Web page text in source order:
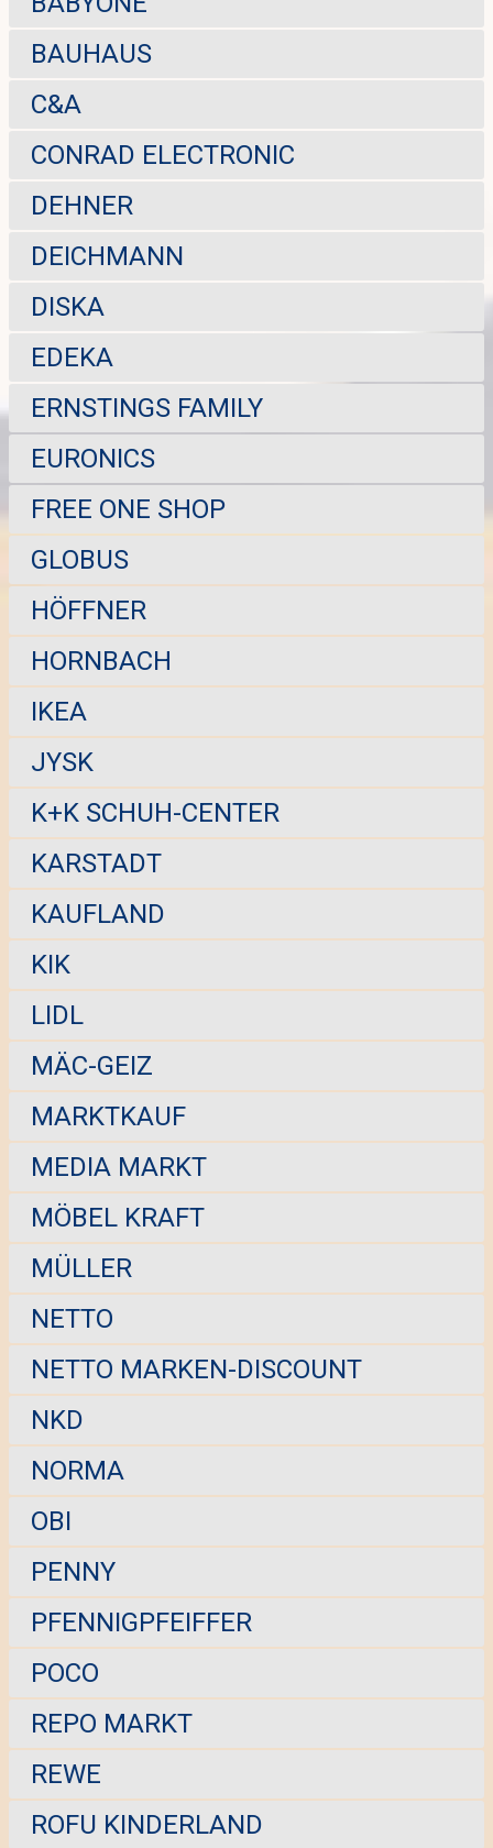
BAUHAUS
C&A
CONRAD ELECTRONIC
DEHNER
DEICHMANN
DISKA
EDEKA
ERNSTINGS FAMILY
EURONICS
FREE ONE SHOP
GLOBUS
HÖFFNER
HORNBACH
IKEA
JYSK
K+K SCHUH-CENTER
KARSTADT
KAUFLAND
KIK
LIDL
MÄC-GEIZ
MARKTKAUF
MEDIA MARKT
MÖBEL KRAFT
MÜLLER
NETTO
NETTO MARKEN-DISCOUNT
NKD
NORMA
OBI
PENNY
PFENNIGPFEIFFER
POCO
REPO MARKT
REWE
ROFU KINDERLAND